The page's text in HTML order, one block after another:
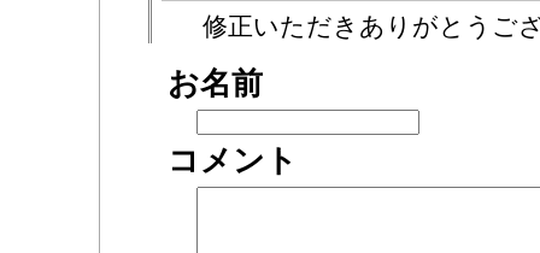
修正いただきありがとうご
お名前
コメント